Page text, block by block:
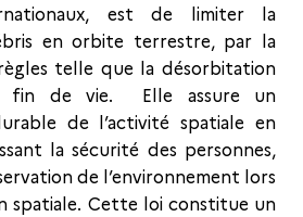
est de limiter la
en orbite terrestre, par la
telle que la désorbitation
fin de vie. Elle assure un
de l’activité spatiale en
la sécurité des personnes,
de l’environnement lors
spatiale. Cette loi constitue un